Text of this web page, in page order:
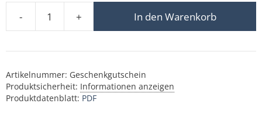
-
Geschenkgutschein 50-500€ (auf Anfrage) Menge
+ In den Warenkorb
Artikelnummer: Geschenkgutschein
Produktsicherheit: Informationen anzeigen
Produktdatenblatt: PDF